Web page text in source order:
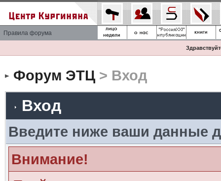
Правила форума
Форум ЭТЦ> Вход
Вход
Введите ниже ваши данные
Внимание!